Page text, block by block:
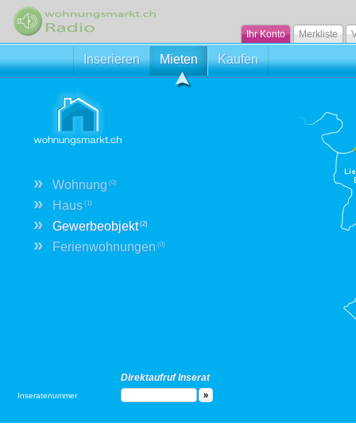
Ihr Konto Merkliste
Inserieren Mieten Kaufen
» Wohnung (0)
» Haus (1)
» Gewerbeobjekt(2)
» Ferienwohnungen (0)
Direktaufruf Inserat
Inseratenummer